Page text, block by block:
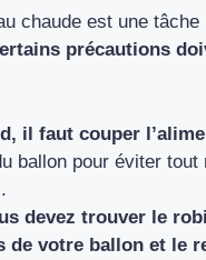
chaude est une
précautions
il faut couper
ballon pour éviter tout
devez trouver le
de votre ballon et le